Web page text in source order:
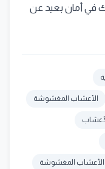
في أمان بعيد عن
الأعشاب المغشوشة
المغشوشة